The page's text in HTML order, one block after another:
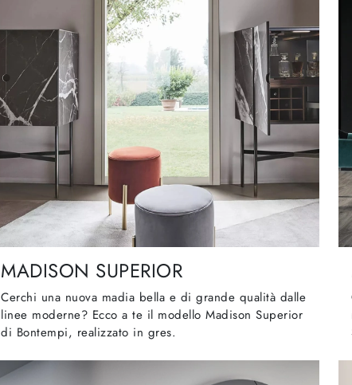
MADISON SUPERIOR
Cerchi una nuova madia bella e di grande qualità dalle
linee moderne? Ecco a te il modello Madison Superior
di Bontempi, realizzato in gres.